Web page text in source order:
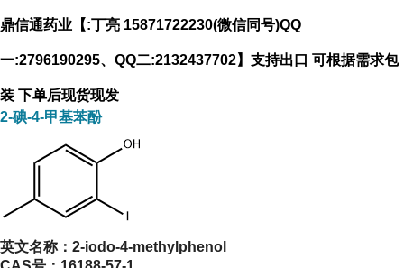
鼎信通药业【:丁亮 15871722230(微信同号)QQ
一:2796190295、QQ二:2132437702】支持出口 可根据需求包
装 下单后现货现发
2-碘-4-甲基苯酚
英文名称： 2-iodo-4-methylphenol